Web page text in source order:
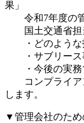
果」
令和7年度の管
国土交通省担
・どのような
・サブリース
・今後の実務
コンプライア
します。
▼管理会社のため